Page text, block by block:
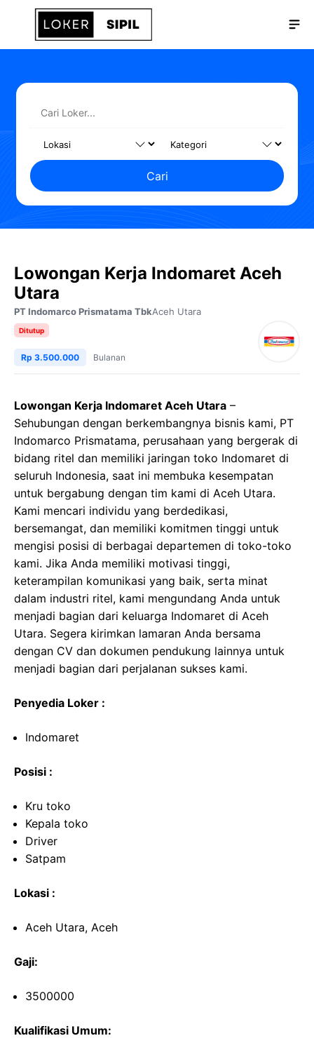
Langsung
Cari
Lowongan Kerja Indomaret Aceh
Utara
PT Indomarco Prismatama TbkAceh Utara
Ditutup
Rp 3.500.000 Bulanan
Lowongan Kerja Indomaret Aceh Utara –
Sehubungan dengan berkembangnya bisnis kami, PT
Indomarco Prismatama, perusahaan yang bergerak di
bidang ritel dan memiliki jaringan toko Indomaret di
seluruh Indonesia, saat ini membuka kesempatan
untuk bergabung dengan tim kami di Aceh Utara.
Kami mencari individu yang berdedikasi,
bersemangat, dan memiliki komitmen tinggi untuk
mengisi posisi di berbagai departemen di toko-toko
kami. Jika Anda memiliki motivasi tinggi,
keterampilan komunikasi yang baik, serta minat
dalam industri ritel, kami mengundang Anda untuk
menjadi bagian dari keluarga Indomaret di Aceh
Utara. Segera kirimkan lamaran Anda bersama
dengan CV dan dokumen pendukung lainnya untuk
menjadi bagian dari perjalanan sukses kami.
Penyedia Loker :
Indomaret
Posisi :
Kru toko
Kepala toko
Driver
Satpam
Lokasi :
Aceh Utara, Aceh
Gaji:
3500000
Kualifikasi Umum: